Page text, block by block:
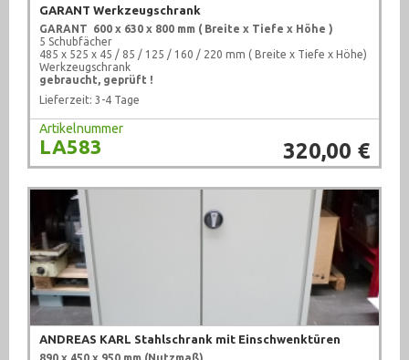
GARANT Werkzeugschrank
GARANT
600 x 630 x 800 mm ( Breite x Tiefe x Höhe )
5 Schubfächer
485 x 525 x 45 / 85 / 125 / 160 / 220 mm ( Breite x Tiefe x Höhe)
Werkzeugschrank
gebraucht, geprüft !
Lieferzeit: 3-4 Tage
Artikelnummer
LA583 320,00 €
ANDREAS KARL Stahlschrank mit Einschwenktüren
890 x 450 x 950 mm (Nutzmaß)